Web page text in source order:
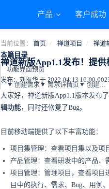
产品 客户成功
当前位置： 首页 禅道项目 禅道
禅道新版App1.1发布！提
发布：刘振华 于 2022-04-13 10:00:00
本篇目录
功能界面预览
▼ 创建需求▼ 需求详情页▼ 创建任务▼ 可查看任务详情▼ 创建Bug最低支持版本 禅道开源版16.5 禅道企业版6.5 禅道旗舰版3.0下载链接
大家好，禅道新版App1.1版本发布
辑功能，同时还修复了Bug。
目前移动端提供了以下丰富功能：
项目集管理：查看项目集以及项
产品管理：查看研发中的产品、
项目管理：管理项目，查看项目
目中的执行、需求、Bug、用例